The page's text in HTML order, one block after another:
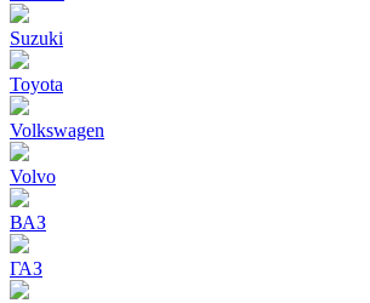
Suzuki
Toyota
Volkswagen
Volvo
ВАЗ
ГАЗ